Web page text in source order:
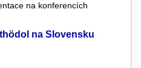
na konferencích
na Slovensku